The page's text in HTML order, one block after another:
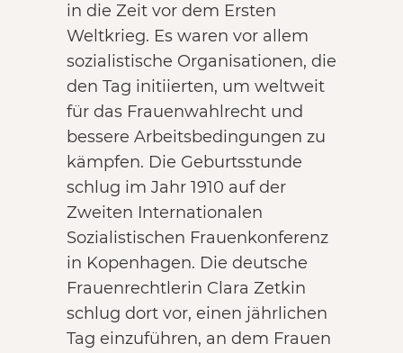
in die Zeit vor dem Ersten
Weltkrieg. Es waren vor allem
sozialistische Organisationen, die
den Tag initiierten, um weltweit
für das Frauenwahlrecht und
bessere Arbeitsbedingungen zu
kämpfen. Die Geburtsstunde
schlug im Jahr 1910 auf der
Zweiten Internationalen
Sozialistischen Frauenkonferenz
in Kopenhagen. Die deutsche
Frauenrechtlerin Clara Zetkin
schlug dort vor, einen jährlichen
Tag einzuführen, an dem Frauen